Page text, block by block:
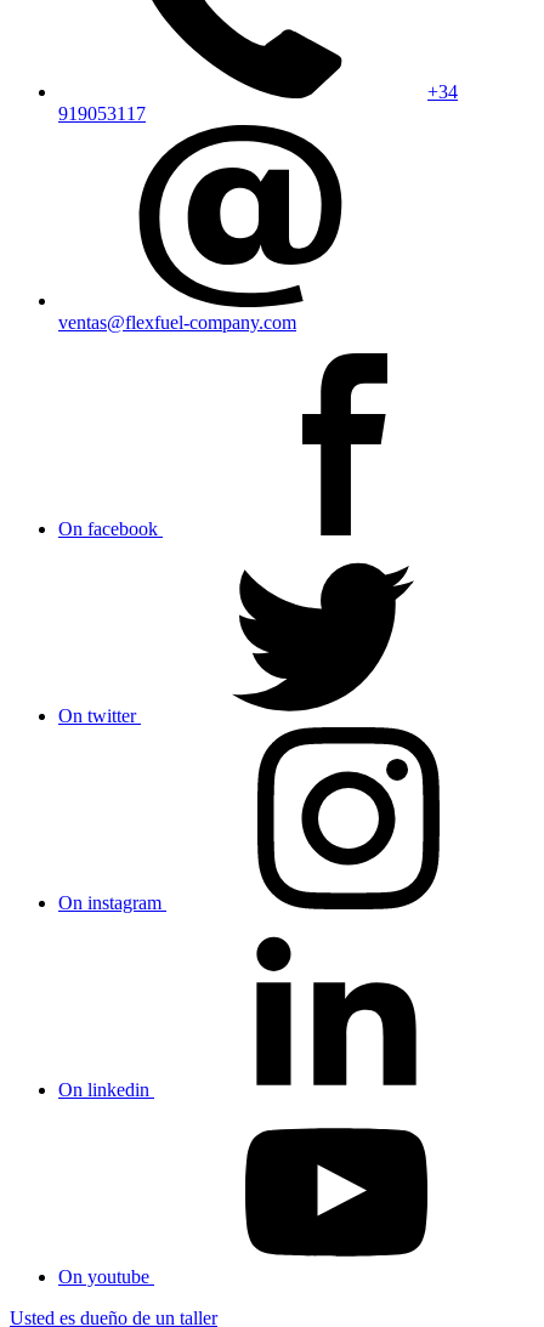
+34
919053117
ventas@flexfuel-company.com
On facebook
On twitter
On instagram
On linkedin
On youtube
Usted es dueño de un taller